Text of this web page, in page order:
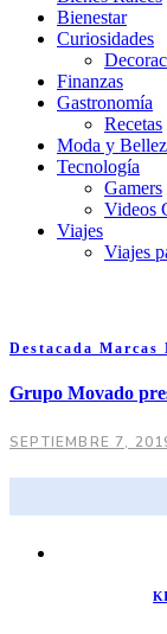
Bienestar
Curiosidades
Finanzas
Gastronomía
Recetas
Moda y
Tecnología
Gamers
Videos
Viajes
Viajes
Destacada Marcas
Grupo Movado
SEPTIEMBRE 7,